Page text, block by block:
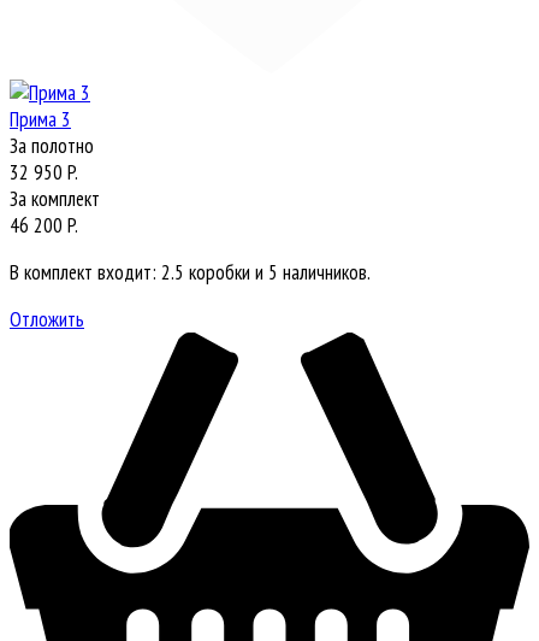
Прима 3
За полотно
32 950 P.
За комплект
46 200 P.
В комплект входит: 2.5 коробки и 5 наличников.
Отложить